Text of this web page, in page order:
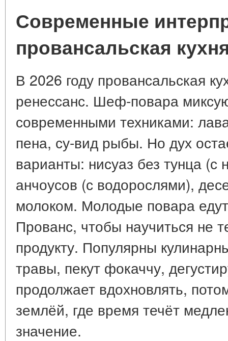
Современные
провансальская
В 2026 году провансальская
ренессанс. Шеф-повара
современными техниками:
пена, су-вид рыбы. Но дух
варианты: нисуаз без тунца (с
анчоусов (с водорослями),
молоком. Молодые повара
Прованс, чтобы научиться не
продукту. Популярны
травы, пекут фокаччу,
продолжает вдохновлять,
землёй, где время течёт
значение.